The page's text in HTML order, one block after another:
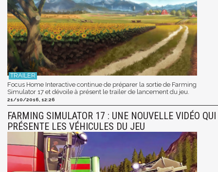
Focus Home Interactive continue de préparer la sortie de Farming
Simulator 17 et dévoile à présent le trailer de lancement du jeu.
21/10/2016, 12:26
FARMING SIMULATOR 17 : UNE NOUVELLE VIDÉO QUI
PRÉSENTE LES VÉHICULES DU JEU